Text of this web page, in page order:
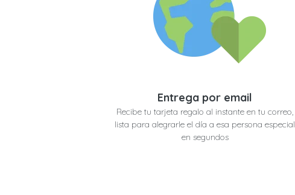
Entrega por email
Recibe tu tarjeta regalo al instante en tu correo,
lista para alegrarle el día a esa persona especial
en segundos